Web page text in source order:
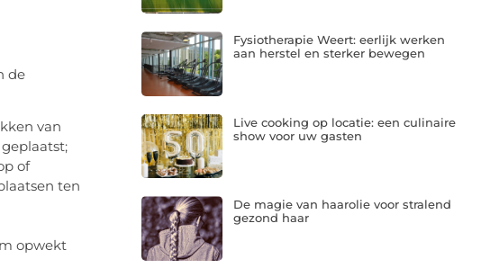
de
van
of
ten
opwekt
Fysiotherapie Weert: eerlijk werken
aan herstel en sterker bewegen
Live cooking op locatie: een culinaire
show voor uw gasten
De magie van haarolie voor stralend
gezond haar